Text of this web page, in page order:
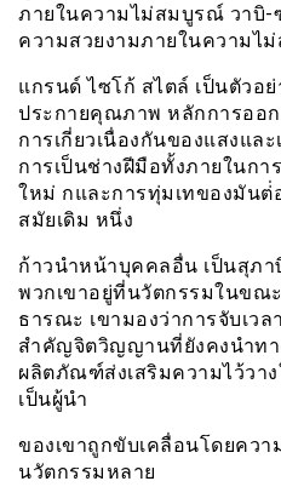
ภายในความไม่สมบูรณ์ วาบิ
ความสวยงามภายในความไ
แกรนด์ ไซโก้ สไตล์ เป็นตัวอ
ประกายคุณภาพ หลักการออ
การเกี่ยวเนื่องกันของแสงแล
การเป็นช่างฝีมือทั้งภายในกา
ใหม่ กและการทุ่มเทของมันต่่
สมัยเดิม หนึ่ง
ก้าวนำหน้าบุคคลอื่น เป็นสุภ
พวกเขาอยู่ที่นวัตกรรมในขณ
ธารณะ เขามองว่าการจับเว
สำคัญจิตวิญญานที่ยังคงนำทา
ผลิตภัณฑ์ส่งเสริมความไว้วา
เป็นผู้นำ
ของเขาถูกขับเคลื่อนโดยคว
นวัตกรรมหลาย